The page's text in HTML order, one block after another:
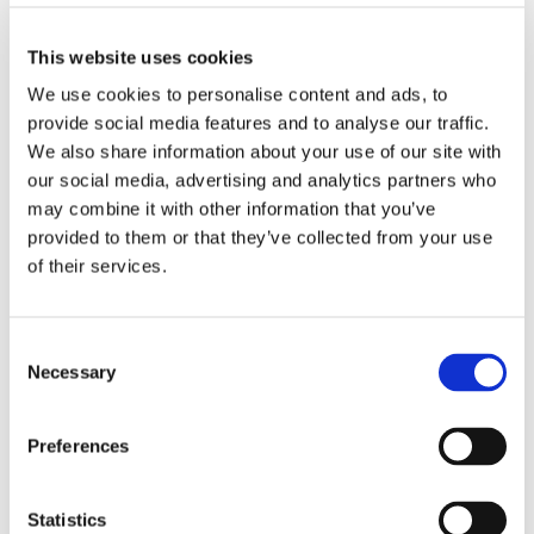
This website uses cookies
We use cookies to personalise content and ads, to
provide social media features and to analyse our traffic.
We also share information about your use of our site with
our social media, advertising and analytics partners who
may combine it with other information that you’ve
provided to them or that they’ve collected from your use
of their services.
Selection
Necessary
Preferences
Statistics
CheeseN’Smoke med bacon, cheddarost, sennepsmayo og
chili fries med hjemmelavet ketchup og alle de andere gode
sager på kortet.
Hvor: Gammel Strand 34, 1202 København K
Book på Cock's & Cows ➤
Restaurant Schønnemann